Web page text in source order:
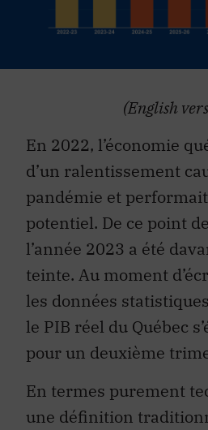
(English
En 2022, l’économie
d’un ralentissement
pandémie et
potentiel. De ce point
l’année 2023 a été
teinte. Au moment
les données
le PIB réel du Québec
pour un deuxième
En termes purement
une définition